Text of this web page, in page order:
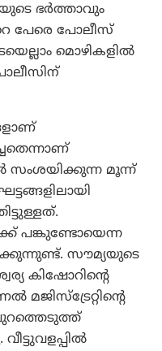
ഭര്‍ത്താവും
പേരെ പോലീസ്
മൊഴികളില്‍
സംശയിക്കുന്ന മൂന്ന്
പങ്കുണ്ടോയെന്ന
സൗമ്യയുടെ
കിഷോറിന്റെ